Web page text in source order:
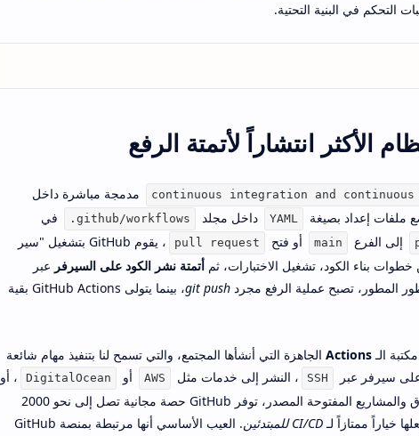
التحكم في البنية التحتية.
continuous integration and continuous
مدمجة مباشرة داخل
YAML داخل مجلد .github/workflows
في
إلى الفرع main أو فتح pull request
، يقوم GitHub بتشغيل "سير
أتمتة نشر الكود على السيرفر عبر
المطور، تصبح عملية الرفع مجردgit push
، بينما يتولى GitHub Actions بقية
Actions الجاهزة التي أنشأها المجتمع، والتي تسمح لنا بتنفيذ مهام شائعة
سيرفر عبر SSH ، النشر إلى خدمات مثل AWS أو DigitalOcean
، أو
حتى إرسال إشعارات إلى Slack. بالنسبة للفرق والمشاريع المفتوحة المصدر، توفر GitHub حصة مجانية تصل إلى نحو 2000
خياراً ممتازاً لـCI/CD للمبتدئين
. العيب الأساسي أنها مرتبطة بمنصة GitHub